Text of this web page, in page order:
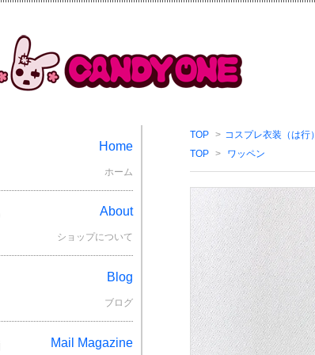
TOP > コスプレ衣装（は行）
TOP > ワッペン
Home
ホーム
About
ショップについて
Blog
ブログ
Mail Magazine